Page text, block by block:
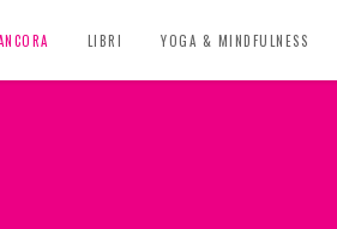
LIBRI YOGA & MINDFULNESS